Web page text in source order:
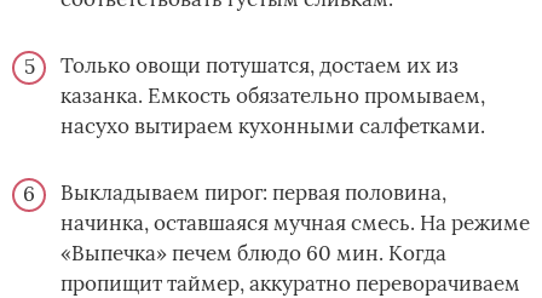
Только овощи потушатся, достаем их из
казанка. Емкость обязательно промываем,
насухо вытираем кухонными салфетками.
Выкладываем пирог: первая половина,
начинка, оставшаяся мучная смесь. На режиме
«Выпечка» печем блюдо 60 мин. Когда
пропищит таймер, аккуратно переворачиваем